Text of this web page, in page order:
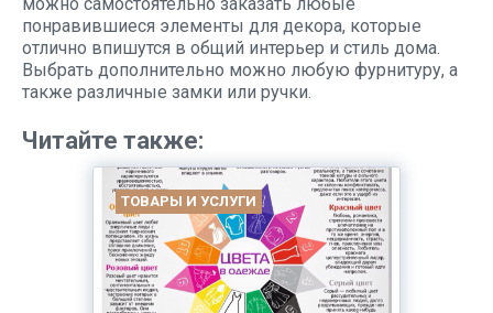
понравившиеся элементы для декора, которые
отлично впишутся в общий интерьер и стиль дома.
Выбрать дополнительно можно любую фурнитуру, а
также различные замки или ручки.
Читайте также:
ТОВАРЫ И УСЛУГИ